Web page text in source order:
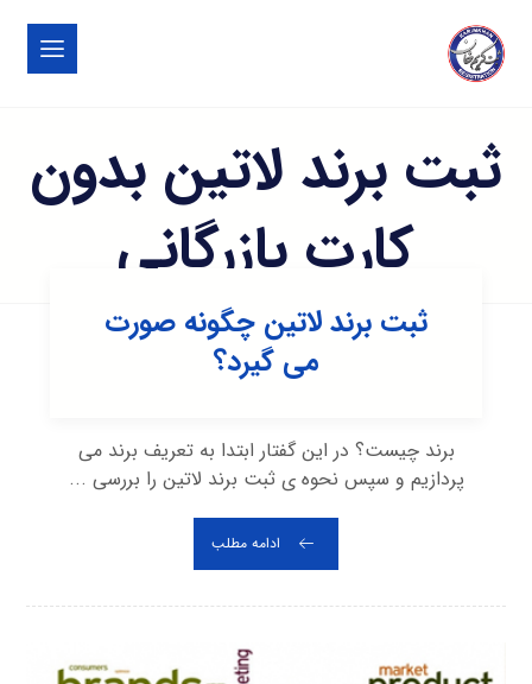
ثبت برند لاتین بدون
کارت بازرگانی
ثبت برند لاتین چگونه صورت
می گیرد؟
برند چیست؟ در این گفتار ابتدا به تعریف برند می
پردازیم و سپس نحوه ی ثبت برند لاتین را بررسی ...
ادامه مطلب